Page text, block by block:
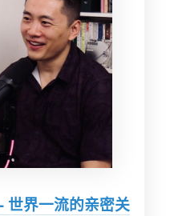
世界一流的亲密关